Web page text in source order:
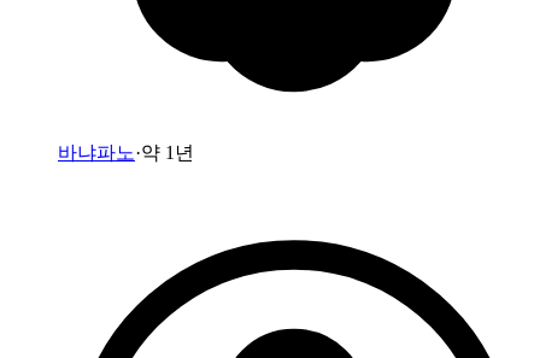
바냐파노·약 1년